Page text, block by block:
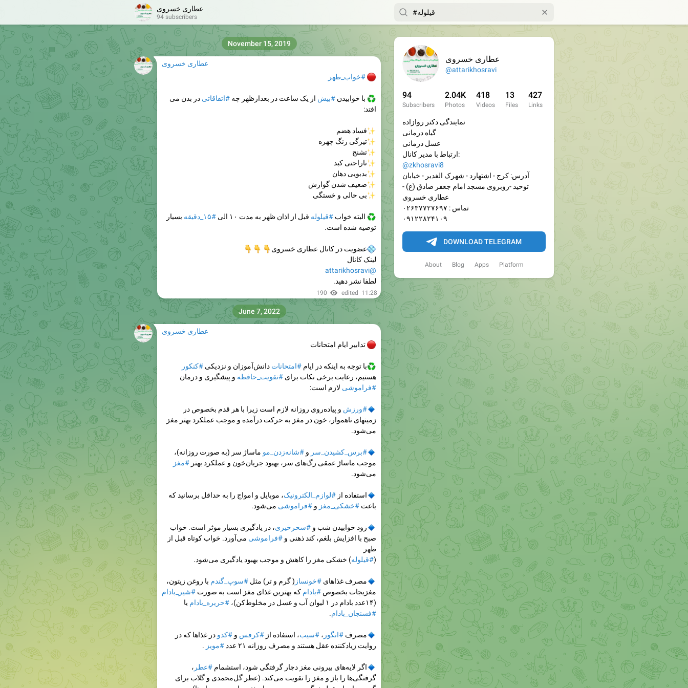
عطاری خسروی
@attarikhosravi
94
Subscribers
2.04K
Photos
418
Videos
13
Files
427
Links
نمایندگی دکتر روازاده
گیاه درمانی
عسل درمانی
ارتباط با مدیر کانال:
@zkhosravi8
آدرس: کرج - اشتهارد - شهرک الغدیر - خیابان
توحید -روبروی مسجد امام جعفر صادق (ع) -
عطاری خسروی
تماس : ۰۲۶۳۷۷۲۷۶۹۷
۰۹۱۲۲۸۲۴۱۰۹
DOWNLOAD TELEGRAM
About Blog Apps Platform
عطاری خسروی
94 subscribers
عطاری خسروی
🔴#خواب_ظهر
♻با‏ خوابیدن#بیش از یک ساعت در بعدازظهر چه#اتفاقاتی در بدن می
افتد:
✨فساد هضم
✨تیرگی رنگ چهره
✨
تشنج
✨ناراحتی کبد
✨بدبویی دهان
✨ضعیف شدن گوارش
✨بی حالی و خستگی
♻البته خواب#قیلوله قبل از اذان ظهر به مدت ۱۰ الی #۱۵_دقیقه
بسیار
توصیه شده است.
💠عضویت در کانال عطاری خسروی
👇
👇
👇
لینک کانال
@attarikhosravi
لطفا نشر دهید.
190 edited 11:28
November 15, 2019
عطاری خسروی
🔴تدابیر ایام امتحانات
♻️با توجه به اینکه در ایام#امتحانات دانش‌آموزان و نزدیکی#کنکور
هستیم، رعایت برخی نکات برای #تقویت_حافظه و پیشگیری و درمان
#فراموشی لازم است:
🔹#ورزش و پیاده‌روی روزانه لازم است زیرا با هر قدم بخصوص در
زمینهای ناهموار، خون در مغز به حرکت درآمده و موجب عملکرد بهتر مغز
می‌شود.
🔹#برس_کشیدن_سر و#شانه‌زدن_مو ماساژ سر (به صورت روزانه)،
موجب ماساژ عمقی رگ‌های سر، بهبود جریان‌خون و عملکرد بهتر #مغز
می‌شود.
🔹استفاده از#لوازم_الکترونیک، موبایل و امواج را به حداقل برسانید که
باعث #خشکی_مغز و #فراموشی می‌شود.
🔹زود خوابیدن شب و#سحرخیزی، در یادگیری بسیار موثر است. خواب
صبح با افزایش بلغم، کند ذهنی و #فراموشی می‌آورد. خواب کوتاه قبل از
ظهر
(#قیلوله) خشکی مغز را کاهش و موجب بهبود یادگیری می‌شود.
🔹مصرف غذاهای#خونساز ( گرم و تر) مثل#سوپ_گندم با روغن زیتون،
مغزیجات بخصوص #بادام که بهترین غذای مغز است به صورت #شیر_بادام
(۱۴عدد بادام در ۱ لیوان آب و عسل در مخلوط‌کن)،
#حریره_بادام یا
#فسنجان_بادام.
🔹مصرف#انگور ،#سیب، استفاده از#کرفس و#کدو در غذاها که در
روایت زیادکننده عقل هستند و مصرف روزانه ۲۱ عدد
#مویز .
🔹اگر لایه‌های بیرونی مغز دچار گرفتگی شود، استشمام#عطر ،
گرفتگی‌ها را باز و مغز را تقویت می‌کند. (عطر گل‌محمدی و گلاب برای
June 7, 2022